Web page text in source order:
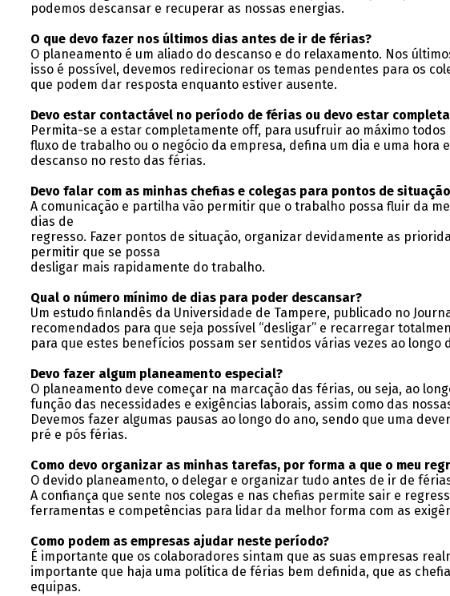
podemos descansar e recuperar as nossas energias.
O que devo fazer nos últimos dias antes de ir de férias?
O planeamento é um aliado do descanso e do relaxamento. Nos
isso é possível, devemos redirecionar os temas pendentes para os
que podem dar resposta enquanto estiver ausente.
Devo estar contactável no período de férias ou devo estar
Permita-se a estar completamente off, para usufruir ao máximo
fluxo de trabalho ou o negócio da empresa, defina um dia e uma
descanso no resto das férias.
Devo falar com as minhas chefias e colegas para pontos de
A comunicação e partilha vão permitir que o trabalho possa fluir da
dias de
regresso. Fazer pontos de situação, organizar devidamente as
permitir que se possa
desligar mais rapidamente do trabalho.
Qual o número mínimo de dias para poder descansar?
Um estudo finlandês da Universidade de Tampere, publicado no
recomendados para que seja possível “desligar” e recarregar
para que estes benefícios possam ser sentidos várias vezes ao longo
Devo fazer algum planeamento especial?
O planeamento deve começar na marcação das férias, ou seja, ao
função das necessidades e exigências laborais, assim como das
Devemos fazer algumas pausas ao longo do ano, sendo que uma
pré e pós férias.
Como devo organizar as minhas tarefas, por forma a que o meu
O devido planeamento, o delegar e organizar tudo antes de ir de
A confiança que sente nos colegas e nas chefias permite sair e
ferramentas e competências para lidar da melhor forma com as
Como podem as empresas ajudar neste período?
É importante que os colaboradores sintam que as suas empresas
importante que haja uma política de férias bem definida, que as
equipas.